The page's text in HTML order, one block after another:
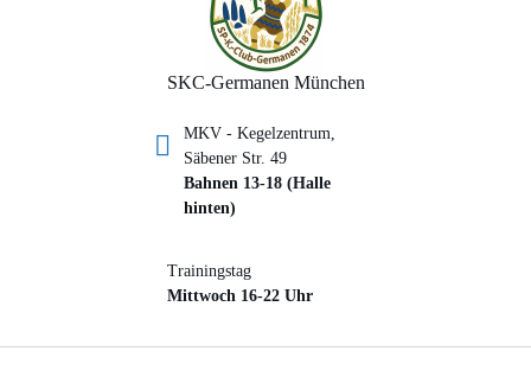
SKC-Germanen München
MKV - Kegelzentrum,
Säbener Str. 49
Bahnen 13-18 (Halle
hinten)
Trainingstag
Mittwoch 16-22 Uhr